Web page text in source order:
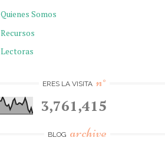
Quienes Somos
Recursos
Lectoras
ERES LA VISITA n°
3,761,415
BLOG archive